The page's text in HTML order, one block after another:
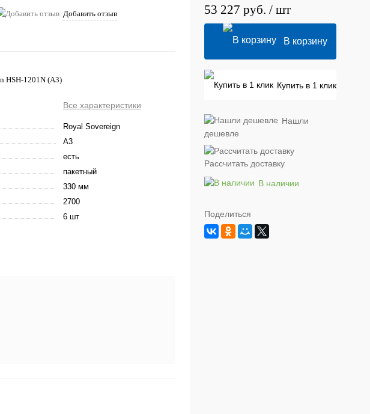
Добавить отзыв
HSH-1201N (А3)
Все характеристики
Royal Sovereign
А3
есть
пакетный
330 мм
2700
6 шт
53 227 руб. / шт
В корзину
Купить в 1 клик
Нашли
дешевле
Рассчитать доставку
В наличии
Поделиться